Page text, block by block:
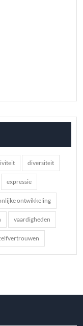
diversiteit
expressie
ontwikkeling
vaardigheden